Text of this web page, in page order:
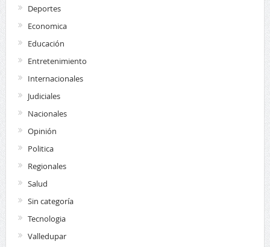
Deportes
Economica
Educación
Entretenimiento
Internacionales
Judiciales
Nacionales
Opinión
Politica
Regionales
Salud
Sin categoría
Tecnologia
Valledupar